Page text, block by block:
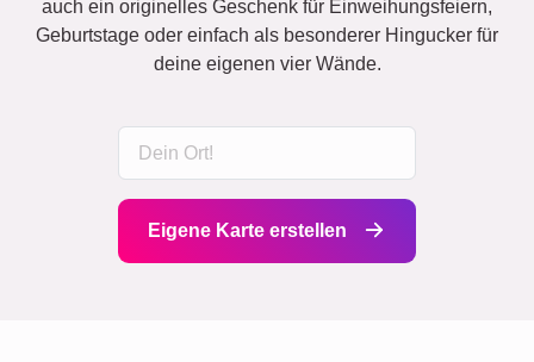
auch ein originelles Geschenk für Einweihungsfeiern,
Geburtstage oder einfach als besonderer Hingucker für
deine eigenen vier Wände.
Eigene Karte erstellen